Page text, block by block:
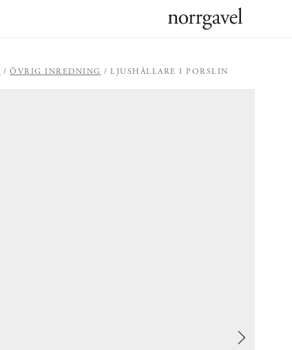
ÖVRIG INREDNING LJUSHÅLLARE I PORSLIN